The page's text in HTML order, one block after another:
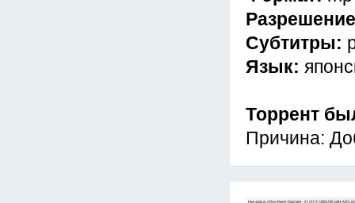
Субтитры:
Язык:
Торрент
Причина: